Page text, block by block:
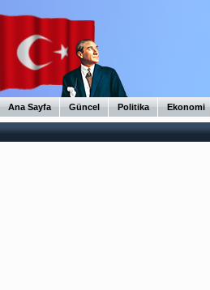
Ana Sayfa Güncel Politika Ekonomi